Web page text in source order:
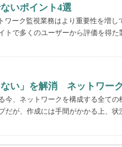
いポイント4選
ーク監視業務はより重要性を増
トで多くのユーザーから評価を得
ない」を解消 ネットワー
今、ネットワークを構成する全て
だが、作成には手間がかかる上、